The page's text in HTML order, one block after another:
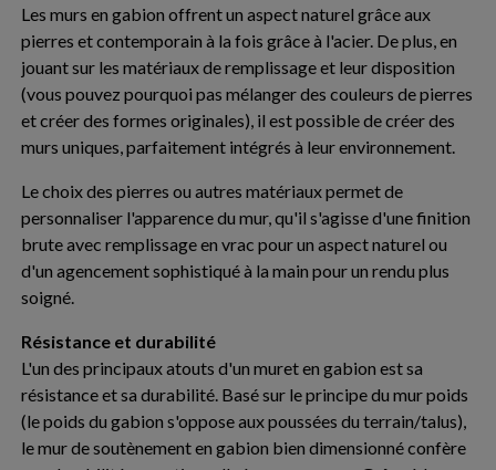
Les murs en gabion offrent un aspect naturel grâce aux
pierres et contemporain à la fois grâce à l'acier. De plus, en
jouant sur les matériaux de remplissage et leur disposition
(vous pouvez pourquoi pas mélanger des couleurs de pierres
et créer des formes originales), il est possible de créer des
murs uniques, parfaitement intégrés à leur environnement.
Le choix des pierres ou autres matériaux permet de
personnaliser l'apparence du mur, qu'il s'agisse d'une finition
brute avec remplissage en vrac pour un aspect naturel ou
d'un agencement sophistiqué à la main pour un rendu plus
soigné.
Résistance et durabilité
L'un des principaux atouts d'un muret en gabion est sa
résistance et sa durabilité. Basé sur le principe du mur poids
(le poids du gabion s'oppose aux poussées du terrain/talus),
le mur de soutènement en gabion bien dimensionné confère